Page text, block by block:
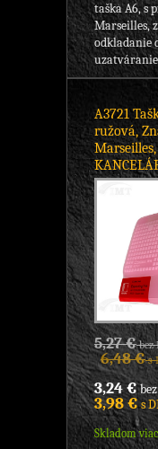
taška A6, s
Marseilles,
odkladanie
A3721
ružová,
5,27 €bez
6,48 €s
3,24 €
3,98 €s
Skladom